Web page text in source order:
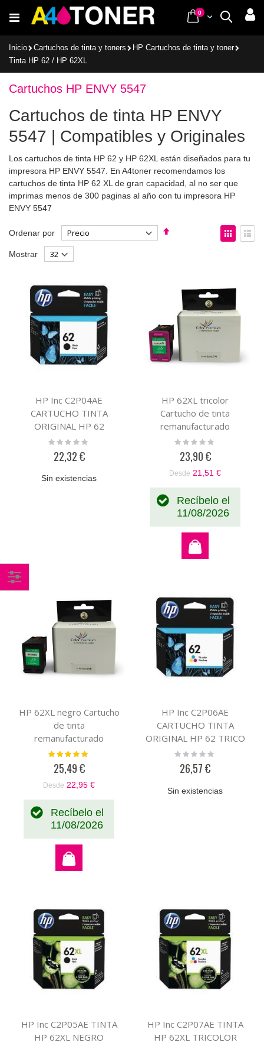
al
Buscar
Cart
0items
Inicio Cartuchos de tinta y toners
HP Cartuchos de tinta y toner
Tinta HP 62 / HP 62XL
Cartuchos HP ENVY 5547
Cartuchos de tinta HP ENVY
5547 | Compatibles y Originales
Los cartuchos de tinta HP 62 y HP 62XL están diseñados para tu
impresora HP ENVY 5547. En A4toner recomendamos los
cartuchos de tinta HP 62 XL de gran capacidad, al no ser que
imprimas menos de 300 paginas al año con tu impresora HP
ENVY 5547
Ordenar por
Fijar
Ver
como
Mostrar
HP Inc C2P04AE
CARTUCHO TINTA
ORIGINAL HP 62
NEGRO
Rating:
22,32 €
Sin existencias
HP 62XL tricolor
Cartucho de tinta
remanufacturado
compatible con HP
C2P07AE
Rating:
23,90 €
Desde 21,51 €
Recíbelo el
11/08/2026
HP 62XL negro Cartucho
de tinta
remanufacturado
compatible con HP
C2P05AE
Valoración:
25,49 €
Desde 22,95 €
Recíbelo el
11/08/2026
HP Inc C2P06AE
CARTUCHO TINTA
ORIGINAL HP 62 TRICO
Rating:
26,57 €
Sin existencias
HP Inc C2P05AE TINTA
HP 62XL NEGRO
HP Inc C2P07AE TINTA
HP 62XL TRICOLOR
Comprar